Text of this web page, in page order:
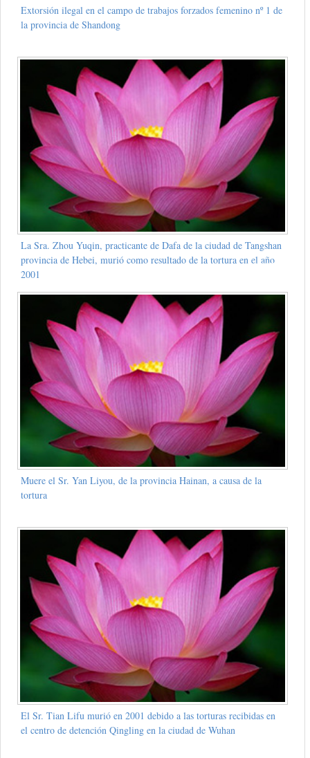
Extorsión ilegal en el campo de trabajos forzados femenino nº 1 de
la provincia de Shandong
La Sra. Zhou Yuqin, practicante de Dafa de la ciudad de Tangshan
provincia de Hebei, murió como resultado de la tortura en el año
2001
Muere el Sr. Yan Liyou, de la provincia Hainan, a causa de la
tortura
El Sr. Tian Lifu murió en 2001 debido a las torturas recibidas en
el centro de detención Qingling en la ciudad de Wuhan